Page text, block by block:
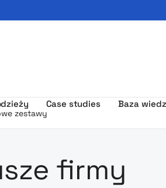
Case studies Baza
zestawy
firmy